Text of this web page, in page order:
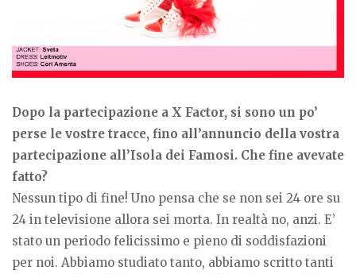
Dopo la partecipazione a X Factor, si sono un po’
perse le vostre tracce, fino all’annuncio della vostra
partecipazione all’Isola dei Famosi. Che fine avevate
fatto?
Nessun tipo di fine! Uno pensa che se non sei 24 ore su
24 in televisione allora sei morta. In realtà no, anzi. E’
stato un periodo felicissimo e pieno di soddisfazioni
per noi. Abbiamo studiato tanto, abbiamo scritto tanti